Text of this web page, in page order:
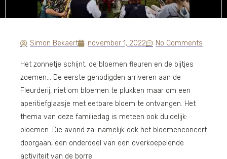
Simon Bekaert november 1, 2022 No Comments
Het zonnetje schijnt, de bloemen fleuren en de bijtjes
zoemen… De eerste genodigden arriveren aan de
Fleurderij, niet om bloemen te plukken maar om een
aperitiefglaasje met eetbare bloem te ontvangen. Het
thema van deze familiedag is meteen ook duidelijk:
bloemen. Die avond zal namelijk ook het bloemenconcert
doorgaan, een onderdeel van een overkoepelende
activiteit van de borre.